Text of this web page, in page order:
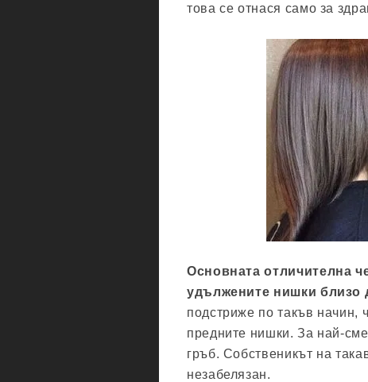
това се отнася само за
Основната отличителна
удължените нишки близо
подстриже по такъв начин,
предните нишки. За най-
гръб. Собственикът на
незабелязан.